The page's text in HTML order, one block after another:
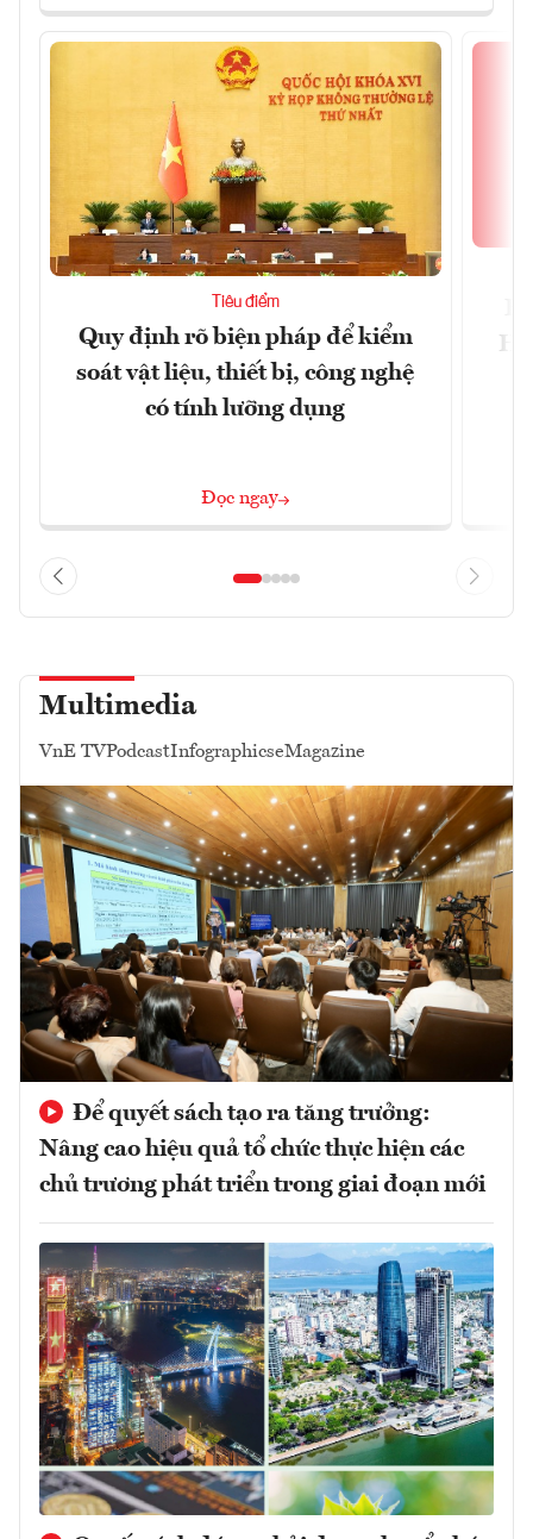
Tiêu điểm
Quy định rõ biện pháp để kiểm
soát vật liệu, thiết bị, công nghệ
có tính lưỡng dụng
Đọc ngay
Multimedia
VnE TVPodcastInfographicseMagazine
Để quyết sách tạo ra tăng trưởng:
Nâng cao hiệu quả tổ chức thực hiện các
chủ trương phát triển trong giai đoạn mới